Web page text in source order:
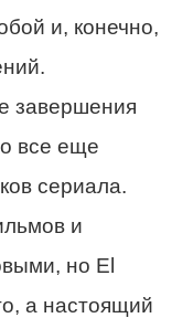
и, конечно,
завершения
все еще
сериала.
и
но El
а настоящий